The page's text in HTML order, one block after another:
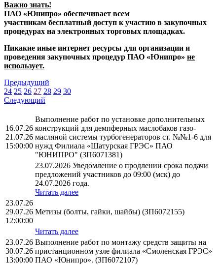
Важно знать!
ПАО «Юнипро» обеспечивает всем
участникам бесплатный доступ к участию в закупочных
процедурах на электронных торговых площадках.
Никакие иные интернет ресурсы для организации и
проведения закупочных процедур ПАО «Юнипро» не
использует.
Предыдущий
24 25 26 27 28 29 30
Следующий
16.07.26
21.07.26
15:00:00
Выполнение работ по установке дополнительных
конструкций для демпферных маслобаков газо-
масляной системы турбогенераторов ст. №№1-6 для
нужд Филиала «Шатурская ГРЭС» ПАО
"ЮНИПРО" (ЗП6071381)
23.07.2026 Уведомление о продлении срока подачи
предложений участников до 09:00 (мск) до
24.07.2026 года.
Читать далее
23.07.26
29.07.26
12:00:00
Метизы (болты, гайки, шайбы) (ЗП6072155)
Читать далее
23.07.26
30.07.26
13:00:00
Выполнение работ по монтажу средств защиты на
пристанционном узле филиала «Смоленская ГРЭС»
ПАО «Юнипро». (ЗП6072107)